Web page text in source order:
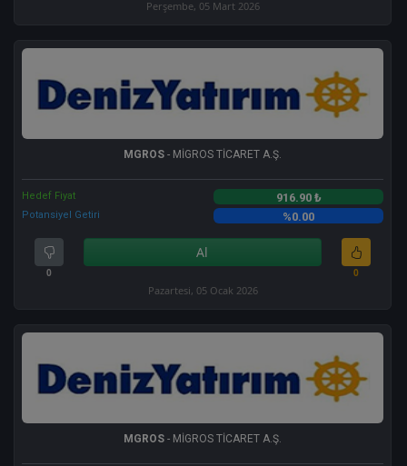
Perşembe, 05 Mart 2026
MGROS - MİGROS TİCARET A.Ş.
Hedef Fiyat 916.90 ₺
Potansiyel Getiri %0.00
0
Al
0
Pazartesi, 05 Ocak 2026
MGROS - MİGROS TİCARET A.Ş.